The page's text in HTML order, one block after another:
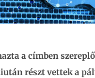
a címben
részt vettek a